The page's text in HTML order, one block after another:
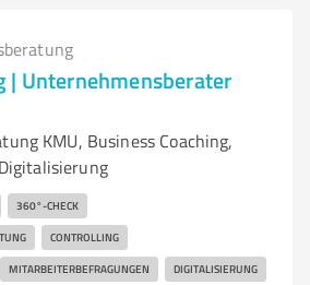
| Unternehmensberater
KMU, Business Coaching,
360°-CHECK
CONTROLLING
MITARBEITERBEFRAGUNGEN DIGITALISIERUNG